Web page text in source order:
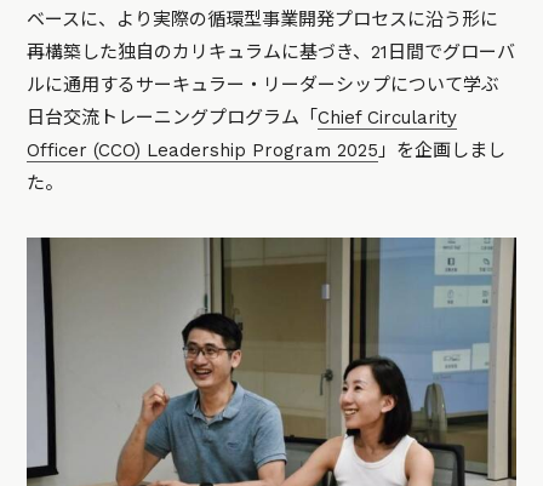
ベースに、より実際の循環型事業開発プロセスに沿う形に
再構築した独自のカリキュラムに基づき、21日間でグローバ
ルに通用するサーキュラー・リーダーシップについて学ぶ
日台交流トレーニングプログラム「Chief Circularity
Officer (CCO) Leadership Program 2025 」を企画しまし
た。